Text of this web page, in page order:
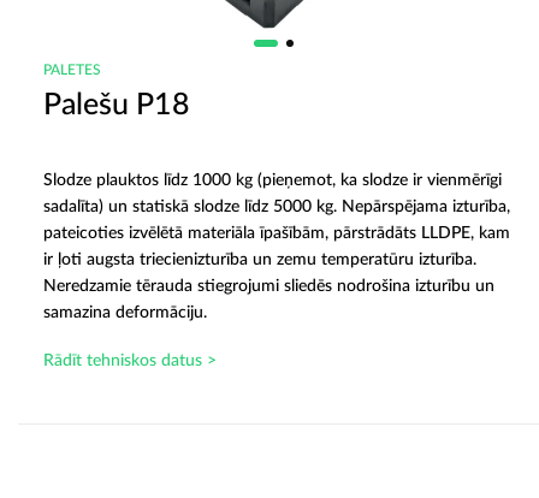
PALETES
Palešu P18
Slodze plauktos līdz 1000 kg (pieņemot, ka slodze ir vienmērīgi
sadalīta) un statiskā slodze līdz 5000 kg. Nepārspējama izturība,
pateicoties izvēlētā materiāla īpašībām, pārstrādāts LLDPE, kam
ir ļoti augsta triecienizturība un zemu temperatūru izturība.
Neredzamie tērauda stiegrojumi sliedēs nodrošina izturību un
samazina deformāciju.
Rādīt tehniskos datus >